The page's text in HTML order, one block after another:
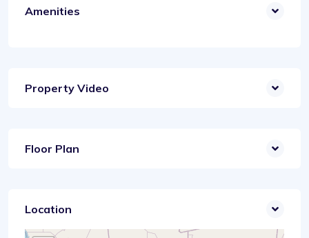
Amenities
Property Video
Floor Plan
Location